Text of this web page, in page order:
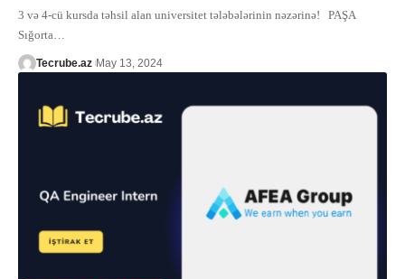
3 və 4-cü kursda təhsil alan universitet tələbələrinin nəzərinə! PAŞA
Sığorta
Tecrube.az May 13, 2024